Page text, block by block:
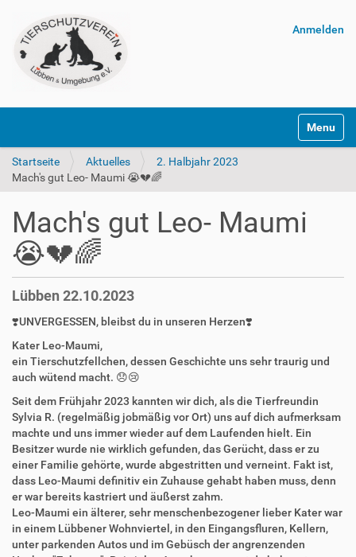
Anmelden
Startseite Aktuelles
2. Halbjahr 2023
Mach's gut Leo- Maumi 😭💔🌈
Mach's gut Leo- Maumi
😭💔🌈
Lübben 22.10.2023
❣️UNVERGESSEN, bleibst du in unseren Herzen❣️
Kater Leo-Maumi,
ein Tierschutzfellchen, dessen Geschichte uns sehr traurig und
auch wütend macht. 😞😢
Seit dem Frühjahr 2023 kannten wir dich, als die Tierfreundin
Sylvia R. (regelmäßig jobmäßig vor Ort) uns auf dich aufmerksam
machte und uns immer wieder auf dem Laufenden hielt. Ein
Besitzer wurde nie wirklich gefunden, das Gerücht, dass er zu
einer Familie gehörte, wurde abgestritten und verneint. Fakt ist,
dass Leo-Maumi definitiv ein Zuhause gehabt haben muss, denn
er war bereits kastriert und äußerst zahm.
Leo-Maumi ein älterer, sehr menschenbezogener lieber Kater war
in einem Lübbener Wohnviertel, in den Eingangsfluren, Kellern,
unter parkenden Autos und im Gebüsch der angrenzenden